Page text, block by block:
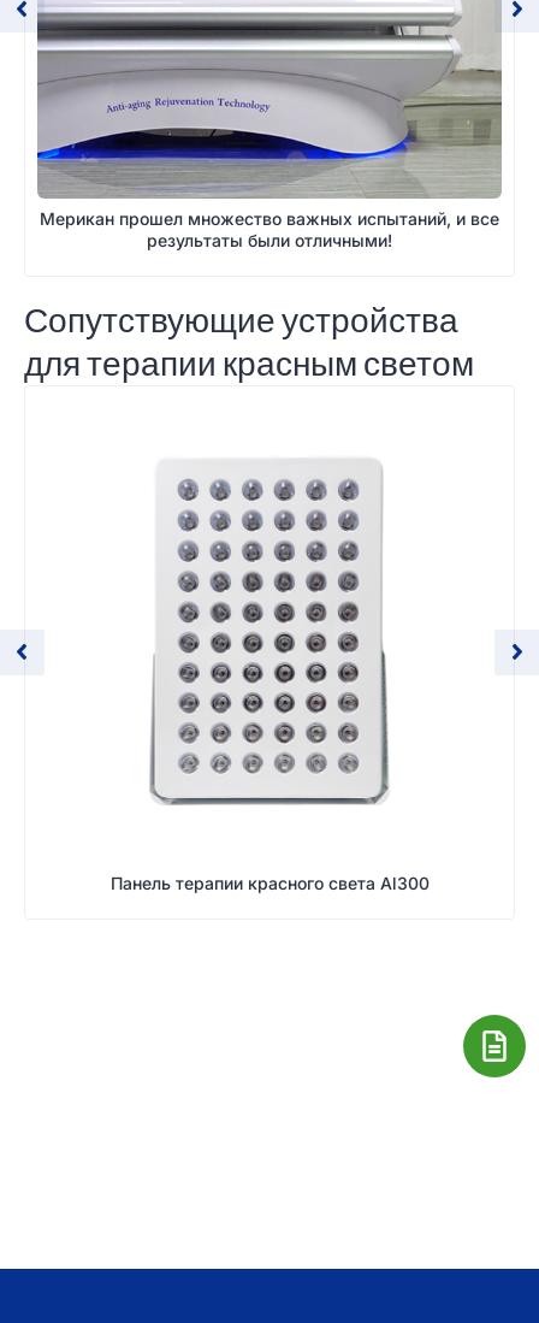
Мерикан прошел множество важных испытаний, и все
результаты были отличными!
Сопутствующие устройства
для терапии красным светом
Панель терапии красного света Al300